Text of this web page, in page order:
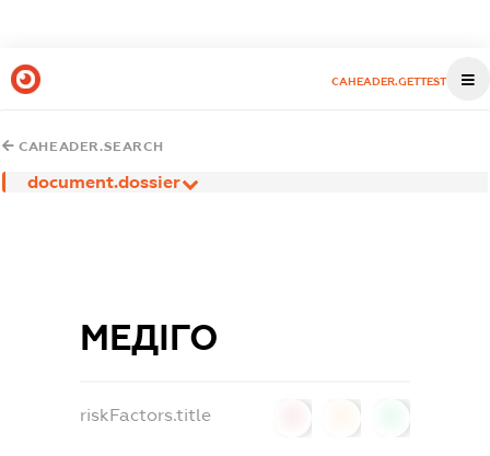
CAHEADER.GETTEST
CAHEADER.SEARCH
document.dossier
МЕДІГО
riskFactors.title